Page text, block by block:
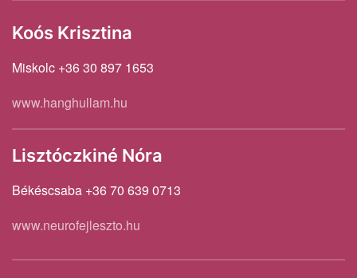
Koós Krisztina
Miskolc +36 30 897 1653
www.hanghullam.hu
Lisztóczkiné Nóra
Békéscsaba +36 70 639 0713
www.neurofejleszto.hu